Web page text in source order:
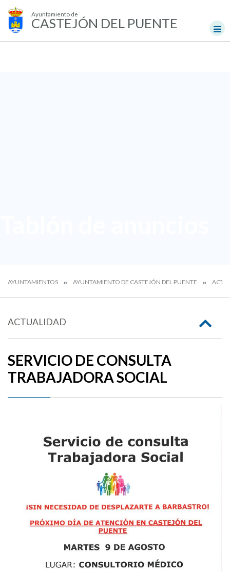
Ayuntamiento de
CASTEJÓN DEL PUENTE
AYUNTAMIENTOS AYUNTAMIENTO DE CASTEJÓN DEL PUENTE
ACTUALIDAD
SERVICIO DE CONSULTA
TRABAJADORA SOCIAL